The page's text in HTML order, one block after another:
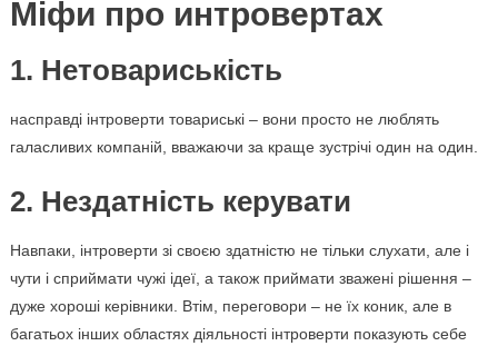
Міфи про интровертах
1. Нетовариськість
насправді інтроверти товариські – вони просто не люблять
галасливих компаній, вважаючи за краще зустрічі один на один.
2. Нездатність керувати
Навпаки, інтроверти зі своєю здатністю не тільки слухати, але і
чути і сприймати чужі ідеї, а також приймати зважені рішення –
дуже хороші керівники. Втім, переговори – не їх коник, але в
багатьох інших областях діяльності інтроверти показують себе